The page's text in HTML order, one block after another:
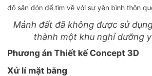
đô săn đón để tìm về với sự yên bình thôn
Mảnh đất đã không được sử
thành một khu nghỉ dưỡng
Phương án Thiết kế Concept 3D
Xử lí mặt bằng